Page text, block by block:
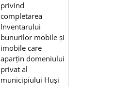
privind
completarea
Inventarului
bunurilor mobile şi
imobile care
aparțin domeniului
privat al
municipiului Huși